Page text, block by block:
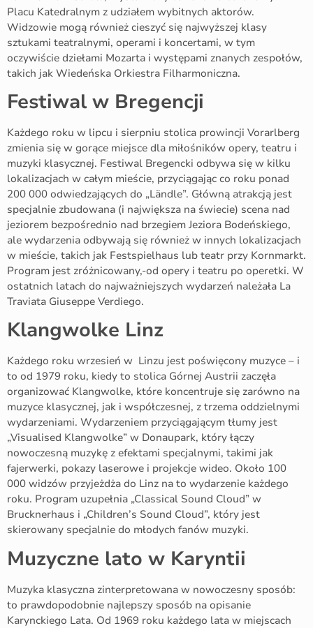
Placu Katedralnym z udziałem wybitnych aktorów.
Widzowie mogą również cieszyć się najwyższej klasy
sztukami teatralnymi, operami i koncertami, w tym
oczywiście dziełami Mozarta i występami znanych zespołów,
takich jak Wiedeńska Orkiestra Filharmoniczna.
Festiwal w Bregencji
Każdego roku w lipcu i sierpniu stolica prowincji Vorarlberg
zmienia się w gorące miejsce dla miłośników opery, teatru i
muzyki klasycznej. Festiwal Bregencki odbywa się w kilku
lokalizacjach w całym mieście, przyciągając co roku ponad
200 000 odwiedzających do „Ländle”. Główną atrakcją jest
specjalnie zbudowana (i największa na świecie) scena nad
jeziorem bezpośrednio nad brzegiem Jeziora Bodeńskiego,
ale wydarzenia odbywają się również w innych lokalizacjach
w mieście, takich jak Festspielhaus lub teatr przy Kornmarkt.
Program jest zróżnicowany,-od opery i teatru po operetki. W
ostatnich latach do najważniejszych wydarzeń należała La
Traviata Giuseppe Verdiego.
Klangwolke Linz
Każdego roku wrzesień w Linzu jest poświęcony muzyce – i
to od 1979 roku, kiedy to stolica Górnej Austrii zaczęła
organizować Klangwolke, które koncentruje się zarówno na
muzyce klasycznej, jak i współczesnej, z trzema oddzielnymi
wydarzeniami. Wydarzeniem przyciągającym tłumy jest
„Visualised Klangwolke” w Donaupark, który łączy
nowoczesną muzykę z efektami specjalnymi, takimi jak
fajerwerki, pokazy laserowe i projekcje wideo. Około 100
000 widzów przyjeżdża do Linz na to wydarzenie każdego
roku. Program uzupełnia „Classical Sound Cloud” w
Brucknerhaus i „Children’s Sound Cloud”, który jest
skierowany specjalnie do młodych fanów muzyki.
Muzyczne lato w Karyntii
Muzyka klasyczna zinterpretowana w nowoczesny sposób:
to prawdopodobnie najlepszy sposób na opisanie
Karynckiego Lata. Od 1969 roku każdego lata w miejscach